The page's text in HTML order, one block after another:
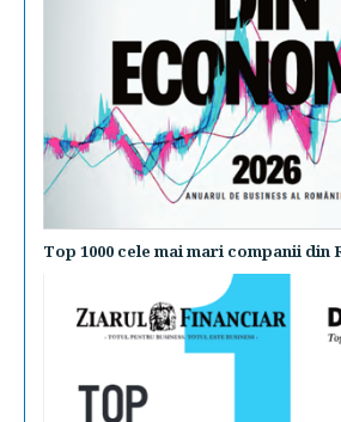
Top 1000 cele mai mari companii din